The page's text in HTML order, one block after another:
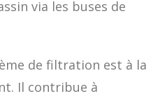
via les buses de
de filtration est à la
Il contribue à